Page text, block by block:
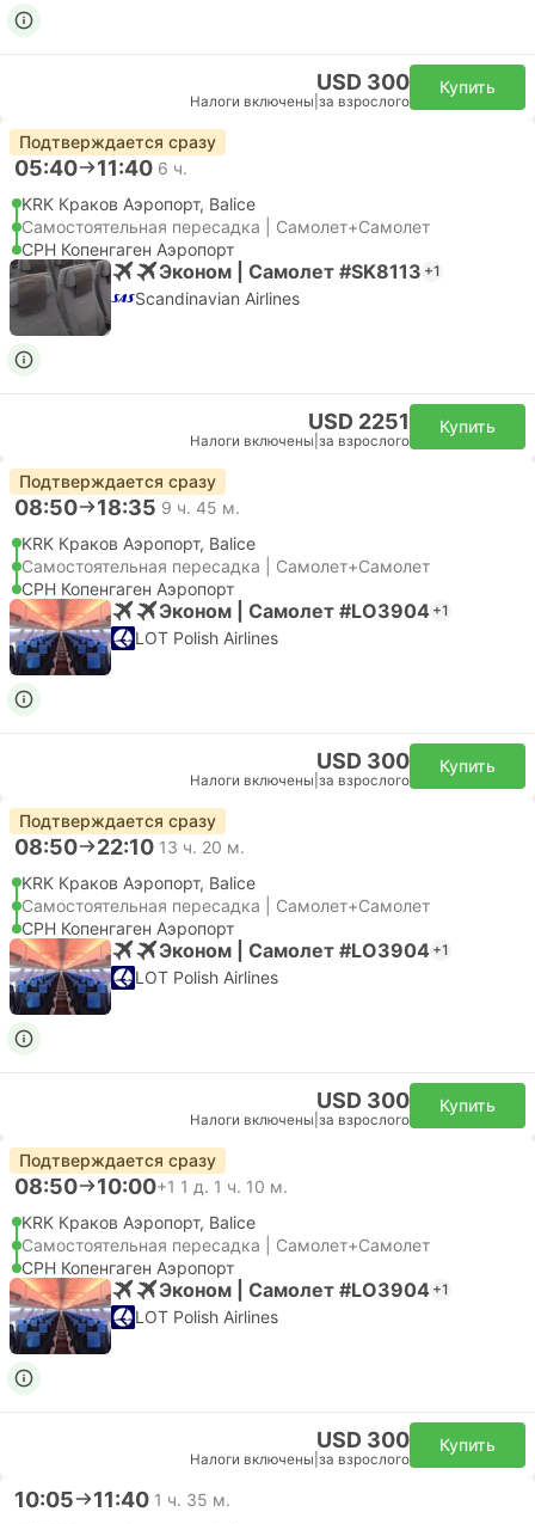
USD 300
Налоги включены за взрослого
Купить
Подтверждается сразу
05:40 11:40 6 ч.
KRK Краков Аэропорт, Balice
Самостоятельная пересадка | Самолет+Самолет
CPH Копенгаген Аэропорт
Эконом | Самолет #SK8113 +1
Scandinavian Airlines
USD 2251
Налоги включены за взрослого
Купить
Подтверждается сразу
08:50 18:35 9 ч. 45 м.
KRK Краков Аэропорт, Balice
Самостоятельная пересадка | Самолет+Самолет
CPH Копенгаген Аэропорт
Эконом | Самолет #LO3904 +1
LOT Polish Airlines
USD 300
Налоги включены за взрослого
Купить
Подтверждается сразу
08:50 22:10 13 ч. 20 м.
KRK Краков Аэропорт, Balice
Самостоятельная пересадка | Самолет+Самолет
CPH Копенгаген Аэропорт
Эконом | Самолет #LO3904 +1
LOT Polish Airlines
USD 300
Налоги включены за взрослого
Купить
Подтверждается сразу
08:50 10:00+1 1 д. 1 ч. 10 м.
KRK Краков Аэропорт, Balice
Самостоятельная пересадка | Самолет+Самолет
CPH Копенгаген Аэропорт
Эконом | Самолет #LO3904 +1
LOT Polish Airlines
USD 300
Налоги включены за взрослого
Купить
10:05 11:40 1 ч. 35 м.